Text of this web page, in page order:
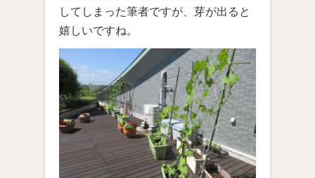
してしまった筆者ですが、芽が出ると
嬉しいですね。